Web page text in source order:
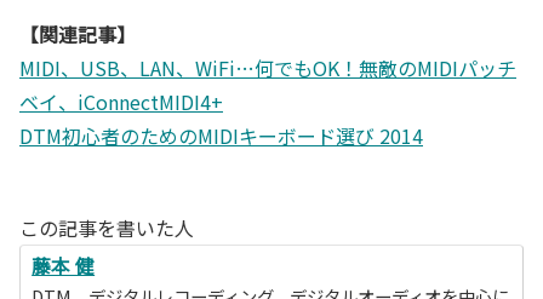
【関連記事】
MIDI、USB、LAN、WiFi…何でもOK！無敵のMIDIパッチ
ベイ、iConnectMIDI4+
DTM初心者のためのMIDIキーボード選び 2014
この記事を書いた人
藤本 健